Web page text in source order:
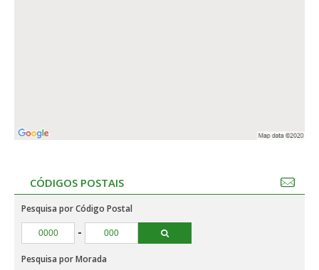
CÓDIGOS POSTAIS
Pesquisa por Código Postal
-
Pesquisa por Morada